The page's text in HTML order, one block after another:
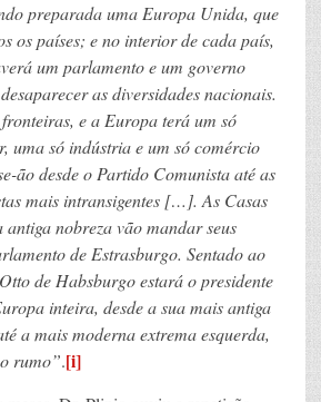
preparada uma Europa Unida, que
os países; e no interior de cada país,
um parlamento e um governo
as diversidades nacionais.
e a Europa terá um só
uma só indústria e um só comércio
ão desde o Partido Comunista até as
mais intransigentes […]. As Casas
antiga nobreza vão mandar seus
de Estrasburgo. Sentado ao
de Habsburgo estará o presidente
inteira, desde a sua mais antiga
a mais moderna extrema esquerda,
rumo”.[i]